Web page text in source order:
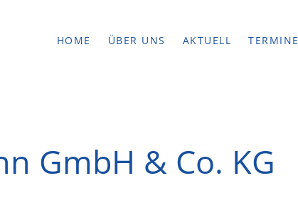
HOME ÜBER UNS AKTUELL TERMINE
GmbH & Co. KG